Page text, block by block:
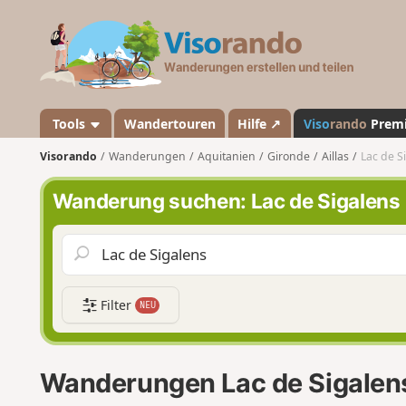
a
n
d
o
Tools Wandertouren Hilfe ↗ Visorando
Visorando Wanderungen Aquitanien Gironde Aillas Lac de
Wanderung suchen: Lac de Sigalens
Filter NEU
Wanderungen Lac de